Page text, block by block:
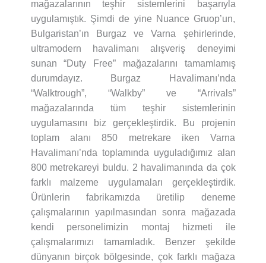
mağazalarının teşhir sistemlerini başarıyla
uygulamıştık. Şimdi de yine Nuance Gruop’un,
Bulgaristan’ın Burgaz ve Varna şehirlerinde,
ultramodern havalimanı alışveriş deneyimi
sunan “Duty Free” mağazalarını tamamlamış
durumdayız. Burgaz Havalimanı’nda
“Walktrough”, “Walkby” ve “Arrivals”
mağazalarında tüm teşhir sistemlerinin
uygulamasını biz gerçekleştirdik. Bu projenin
toplam alanı 850 metrekare iken Varna
Havalimanı’nda toplamında uyguladığımız alan
800 metrekareyi buldu. 2 havalimanında da çok
farklı malzeme uygulamaları gerçekleştirdik.
Ürünlerin fabrikamızda üretilip deneme
çalışmalarının yapılmasından sonra mağazada
kendi personelimizin montaj hizmeti ile
çalışmalarımızı tamamladık. Benzer şekilde
dünyanın birçok bölgesinde, çok farklı mağaza